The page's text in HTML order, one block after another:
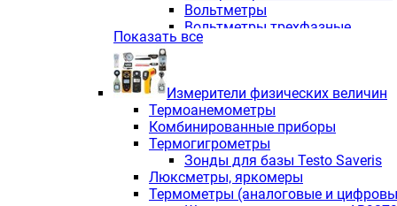
Вольтметры
Вольтметры трехфазные
Вольтметры постоянного тока
Индикаторы аналоговых
Измерители COS F
Комбинированные приборы
Комбинированные приборы
Комбинированные приборы
Анализаторы качества
Анализаторы мощности
Показать все
Измерители физических величин
Термоанемометры
Комбинированные приборы
Термогигрометры
Зонды для базы Testo Saveris
Люксметры, яркомеры
Термометры (аналоговые и